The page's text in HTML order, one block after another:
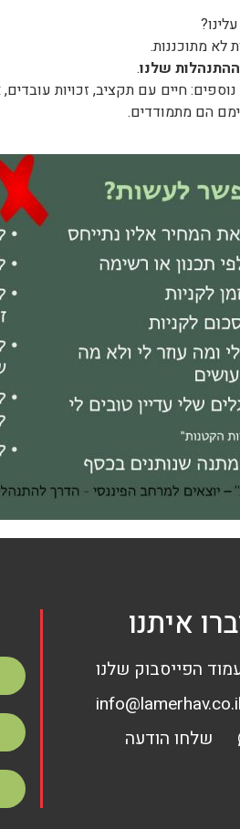
לא מתוכננות.
שלנו.
חיים עם תקציב, זכויות
הם מתמודדים.
איתנו
הפייסבוק שלנו
info@lamerhav.co.il
שלחו הודעה